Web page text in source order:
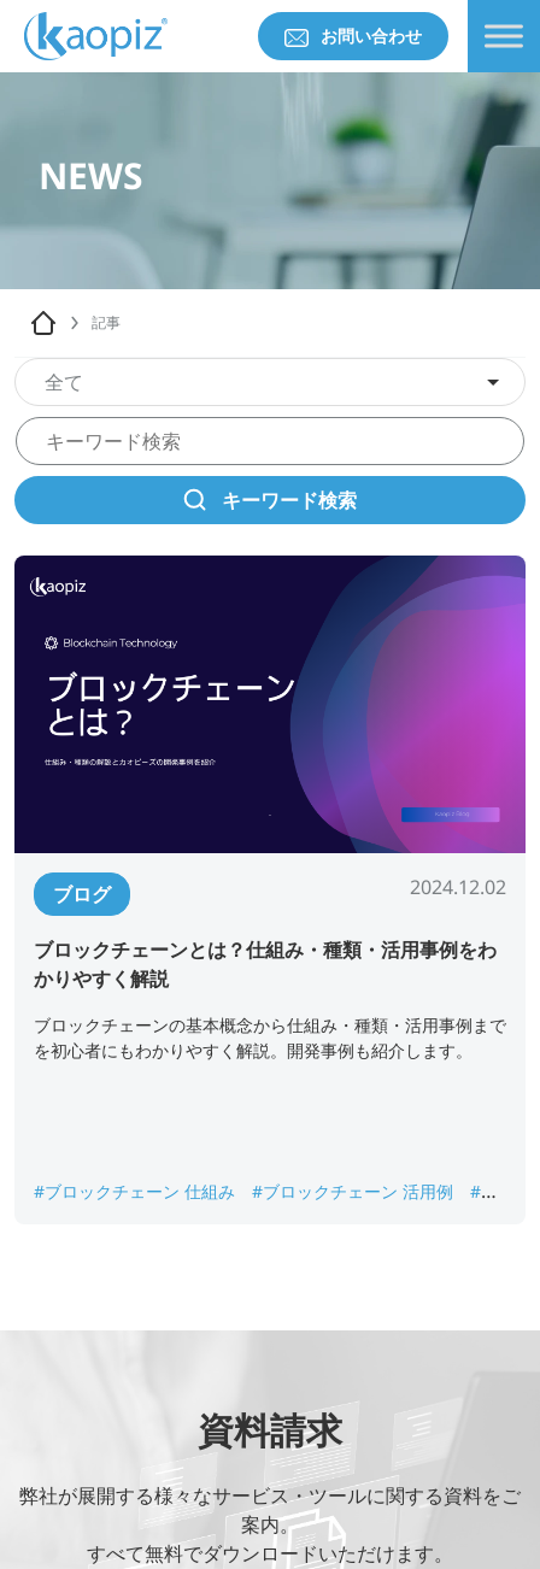
お問い合わせ
NEWS
記事
全て
キーワード検索
ブログ 2024.12.02
ブロックチェーンとは？仕組み・種類・活用事例をわ
かりやすく解説
ブロックチェーンの基本概念から仕組み・種類・活用事例まで
を初心者にもわかりやすく解説。開発事例も紹介します。
#ブロックチェーン 仕組み #ブロックチェーン 活用例
#ブ
資料請求
弊社が展開する様々なサービス・ツールに関する資料をご
案内。
すべて無料でダウンロードいただけます。